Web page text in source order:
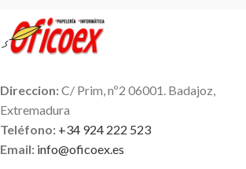
brillantes.Ancho de trazo: 1,5mm
Direccion:C/ Prim, nº2 06001. Badajoz,
Extremadura
Teléfono: +34 924 222 523
Email: info@oficoex.es